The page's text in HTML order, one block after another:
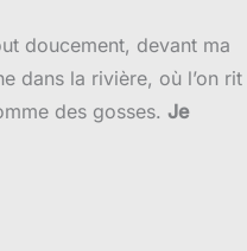
doucement, devant ma
dans la rivière, où l’on rit
des gosses. Je